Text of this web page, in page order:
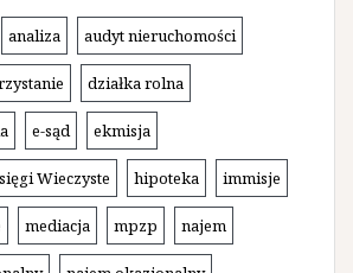
analiza audyt nieruchomości
działka rolna
e-sąd ekmisja
Wieczyste hipoteka immisje
mediacja mpzp najem